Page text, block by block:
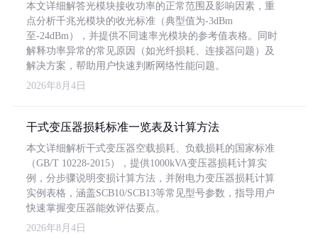
本文详细解答光模块接收功率的正常范围及影响因素，重
点分析千兆光模块的收光标准（典型值为-3dBm
至-24dBm），并提供不同速率光模块的参考值表格。同时
解释功率异常的常见原因（如光纤损耗、连接器问题）及
解决方案，帮助用户快速判断网络性能问题。
2026年8月4日
干式变压器损耗标准一览表及计算方法
本文详细解析干式变压器空载损耗、负载损耗的国家标准
（GB/T 10228-2015），提供1000kVA变压器损耗计算实
例，分步骤说明变损计算方法，并附电力变压器损耗计算
实例表格，涵盖SCB10/SCB13等常见型号参数，指导用户
快速掌握变压器能效评估要点。
2026年8月4日